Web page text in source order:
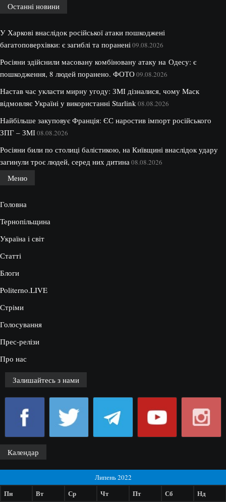
Останні новини
У Харкові внаслідок російської атаки пошкоджені
багатоповерхівки: є загиблі та поранені 09.08.2026
Росіяни здійснили масовану комбіновану атаку на Одесу: є
пошкодження, 8 людей поранено. ФОТО09.08.2026
Настав час укласти мирну угоду: ЗМІ дізналися, чому Маск
відмовляє Україні у використанні Starlink 08.08.2026
Найбільше закуповує Франція: ЄС наростив імпорт російського
ЗПГ – ЗМІ08.08.2026
Росіяни били по столиці балістикою, на Київщині внаслідок удару
загинули троє людей, серед них дитина 08.08.2026
Меню
Головна
Тернопільщина
Україна і світ
Статті
Блоги
Politerno.LIVE
Стріми
Голосування
Прес-релізи
Про нас
Залишайтесь з нами
Календар
Липень 2022
Пн Вт Ср Чт Пт Сб Нд